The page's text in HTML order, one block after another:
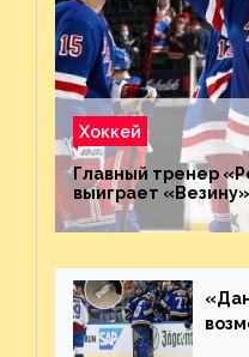
Хоккей
Главный тренер
выиграет
невероятен